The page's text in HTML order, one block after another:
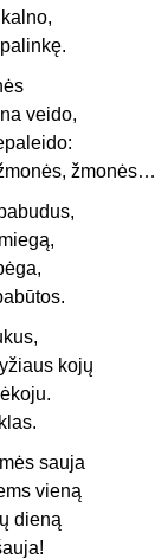
veido,
žmonės…
kojų
sauja
vieną
dieną